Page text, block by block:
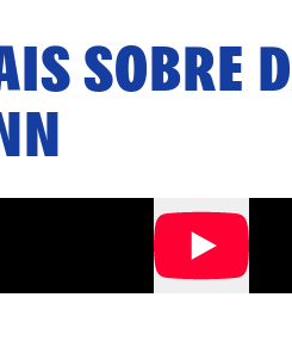
SOBRE